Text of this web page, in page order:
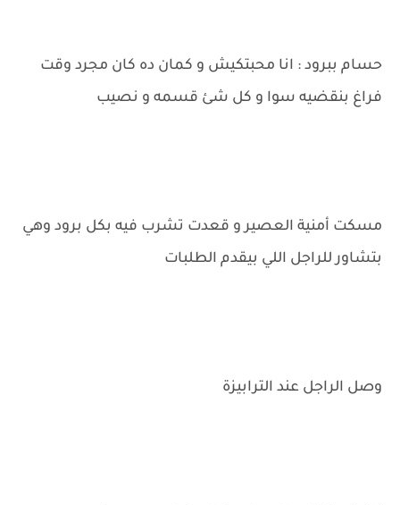
حسام ببرود : انا محبتكيش و كمان ده كان مجرد وقت
فراغ بنقضيه سوا و كل شئ قسمه و نصيب
مسكت أمنية العصير و قعدت تشرب فيه بكل برود وهي
بتشاور للراجل اللي بيقدم الطلبات
وصل الراجل عند الترابيزة